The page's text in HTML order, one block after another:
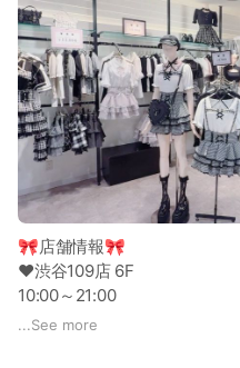
🎀店舗情報🎀
♥渋谷109店 6F
10:00～21:00
♥横浜ビブレ店 3F
...See more